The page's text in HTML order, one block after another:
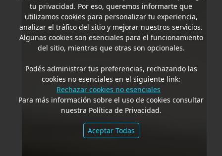
tu privacidad. Por eso, queremos informarte que
utilizamos cookies para personalizar tu experiencia,
analizar el tráfico del sitio y mejorar nuestros servicios.
Algunas cookies son esenciales para el funcionamiento
del sitio, mientras que otras son opcionales.
Podés administrar tus preferencias, rechazando las
cookies no esenciales en el siguiente link:
Rechazar cookies no esenciales
Para más información sobre el uso de cookies consultar
nuestra Política de Privacidad.
Aceptar Todas